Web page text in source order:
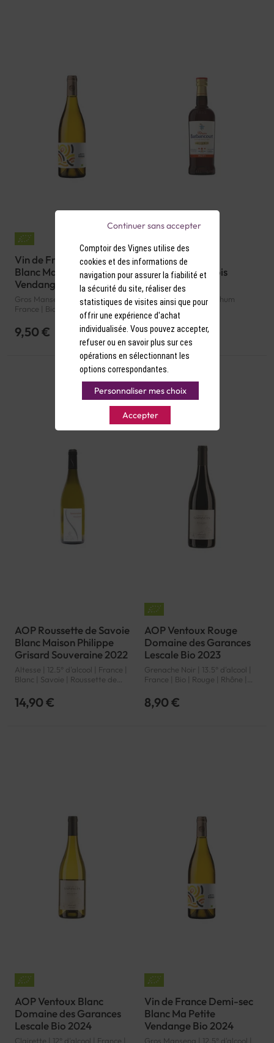
Vin de France Demi-sec
Blanc Ma Petite
Vendange Bio 2025
Gros Manseng | 12.5° d'alcool |
France | Bio | Blanc | Sud-Ouest
| Vin de France | VDF
9,50 €
Rhum Ambré
Barbancourt Trois
Etoiles 4 ans 43°
43° d'alcool | Haïti | Rhum
39,00 €
AOP Roussette de Savoie
Blanc Maison Philippe
Grisard Souveraine 2022
Altesse | 12.5° d'alcool | France |
Blanc | Savoie | Roussette de
14,90 €
AOP Ventoux Rouge
Domaine des Garances
Lescale Bio 2023
Grenache Noir | 13.5° d'alcool |
France | Bio | Rouge | Rhône |
8,90 €
AOP Ventoux Blanc
Domaine des Garances
Lescale Bio 2024
Clairette | 12° d'alcool | France |
Vin de France Demi-sec
Blanc Ma Petite
Vendange Bio 2024
Gros Manseng | 12.5° d'alcool |
Comptoir des Vignes utilise des
cookies et des informations de
navigation pour assurer la fiabilité et
la sécurité du site, réaliser des
statistiques de visites ainsi que pour
offrir une expérience d'achat
individualisée. Vous pouvez accepter,
refuser ou en savoir plus sur ces
opérations en sélectionnant les
options correspondantes.
Personnaliser mes choix
Accepter
Continuer sans accepter